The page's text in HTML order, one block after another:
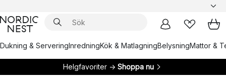
Dukning & ServeringInredningKök & MatlagningBelysningMattor &
Helgfavoriter → Shoppa nu